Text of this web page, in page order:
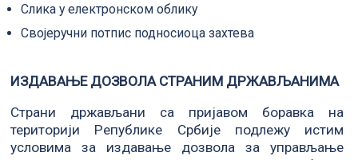
Слика у електронском облику
Својеручни потпис подносиоца захтева
ИЗДАВАЊЕ ДОЗВОЛА СТРАНИМ ДРЖАВЉАНИМА
Страни држављани са пријавом боравка на
територији Републике Србије подлежу истим
условима за издавање дозвола за управљање